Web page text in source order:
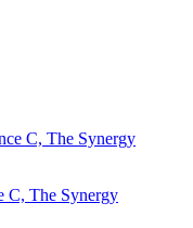
C, The Synergy